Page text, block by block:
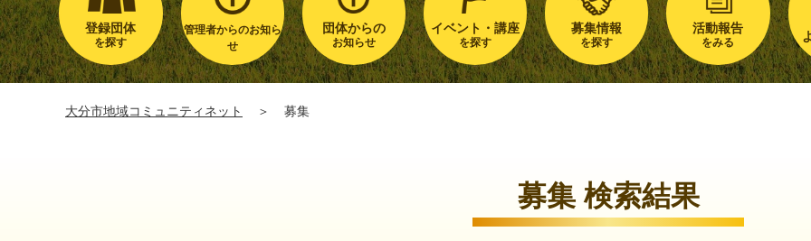
登録団体
を探す
管理者からのお知ら
せ
団体からの
お知らせ
イベント・講座
を探す
募集情報
を探す
活動報告
をみる
大分市地域コミュニティネット ＞ 募集
募集 検索結果